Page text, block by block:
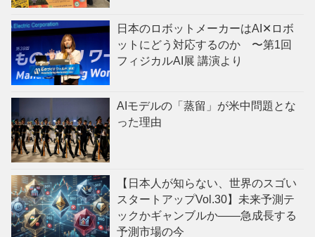
日本のロボットメーカーはAI✕ロボ
ットにどう対応するのか 〜第1回
フィジカルAI展 講演より
AIモデルの「蒸留」が米中問題とな
った理由
【日本人が知らない、世界のスゴい
スタートアップVol.30】未来予測テ
ックかギャンブルか——急成長する
予測市場の今